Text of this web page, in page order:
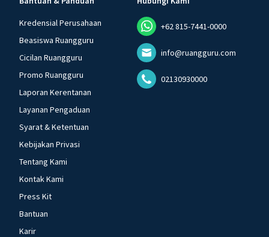
Kredensial Perusahaan
Beasiswa Ruangguru
Cicilan Ruangguru
Promo Ruangguru
Laporan Kerentanan
Layanan Pengaduan
Syarat & Ketentuan
Kebijakan Privasi
Tentang Kami
Kontak Kami
Press Kit
Bantuan
Karir
+62 815-7441-0000
info@ruangguru.com
02130930000